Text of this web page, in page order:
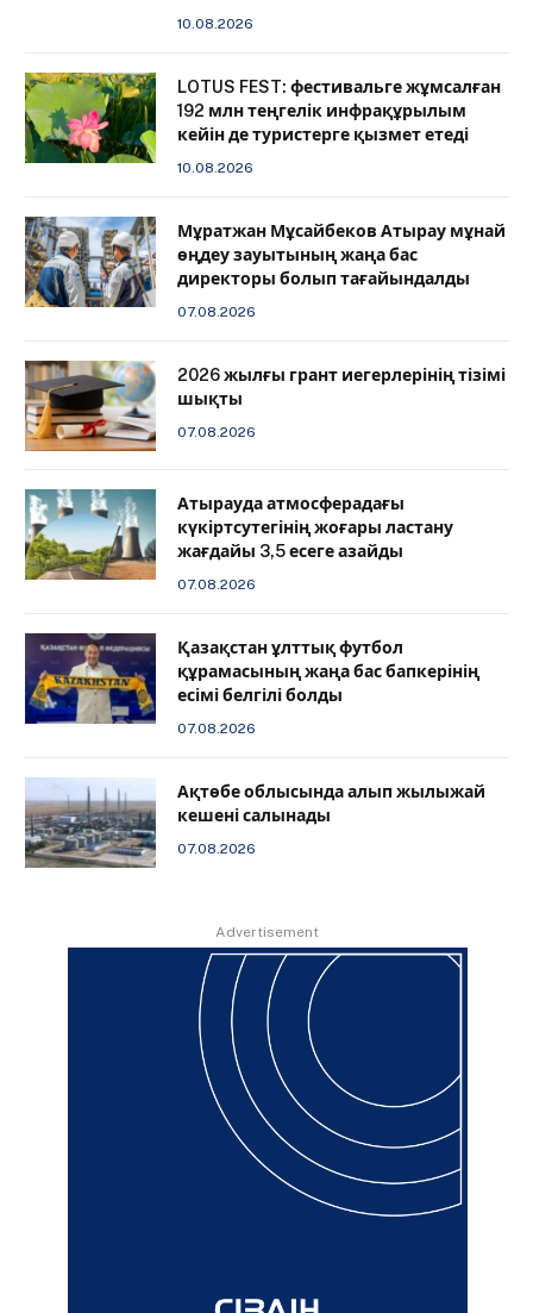
10.08.2026
LOTUS FEST: фестивальге жұмсалған
192 млн теңгелік инфрақұрылым
кейін де туристерге қызмет етеді
10.08.2026
Мұратжан Мұсайбеков Атырау мұнай
өңдеу зауытының жаңа бас
директоры болып тағайындалды
07.08.2026
2026 жылғы грант иегерлерінің тізімі
шықты
07.08.2026
Атырауда атмосферадағы
күкіртсутегінің жоғары ластану
жағдайы 3,5 есеге азайды
07.08.2026
Қазақстан ұлттық футбол
құрамасының жаңа бас бапкерінің
есімі белгілі болды
07.08.2026
Ақтөбе облысында алып жылыжай
кешені салынады
07.08.2026
Advertisement